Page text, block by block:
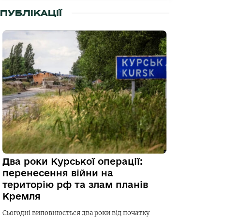
ПУБЛІКАЦІЇ
Два роки Курської операції:
перенесення війни на
територію рф та злам планів
Кремля
Сьогодні виповнюється два роки від початку